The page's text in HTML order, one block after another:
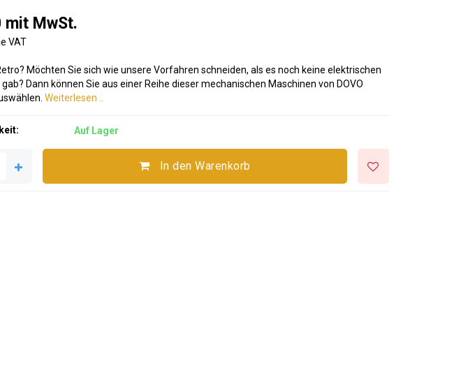
mit MwSt.
VAT
Möchten Sie sich wie unsere Vorfahren schneiden, als es noch keine elektrischen
Dann können Sie aus einer Reihe dieser mechanischen Maschinen von DOVO
Weiterlesen ..
Auf Lager
In den Warenkorb